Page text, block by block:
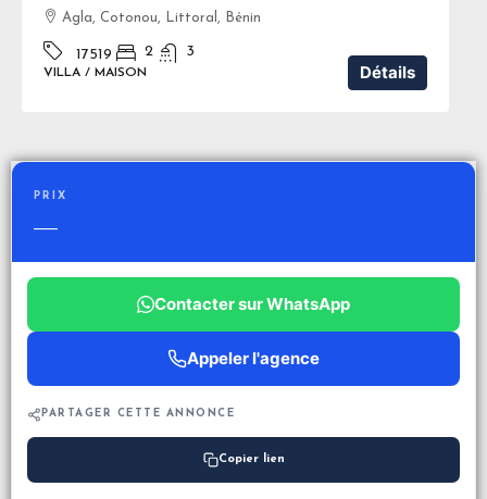
Agla, Cotonou, Littoral, Bénin
17519 2 3
VILLA / MAISON Détails
PRIX
—
Contacter sur WhatsApp
Appeler l'agence
PARTAGER CETTE ANNONCE
Copier lien